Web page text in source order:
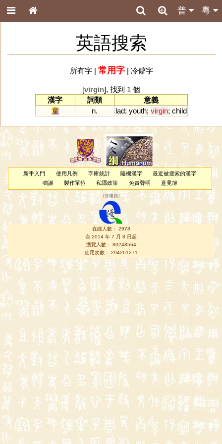
粵
普
英語搜索
所有字| 常用字| 冷僻字
[virgin], 找到 1 個
漢字
詞類
意義
童
n. lad; youth; virgin; child
新手入門 使用凡例 字庫統計 隨機漢字
最近被搜索的漢字
鳴謝
製作單位 私隱政策 免責聲明 意見簿
（管理員 ）
在線人數： 2978
自 2014 年 7 月 8 日起
瀏覽人數： 80248564
使用次數： 294261271